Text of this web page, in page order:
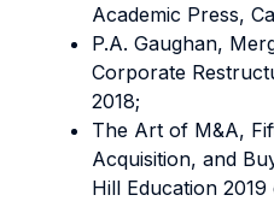
Academic Press,
P.A. Gaughan,
Corporate
2018;
The Art of M&A,
Acquisition, and
Hill Education